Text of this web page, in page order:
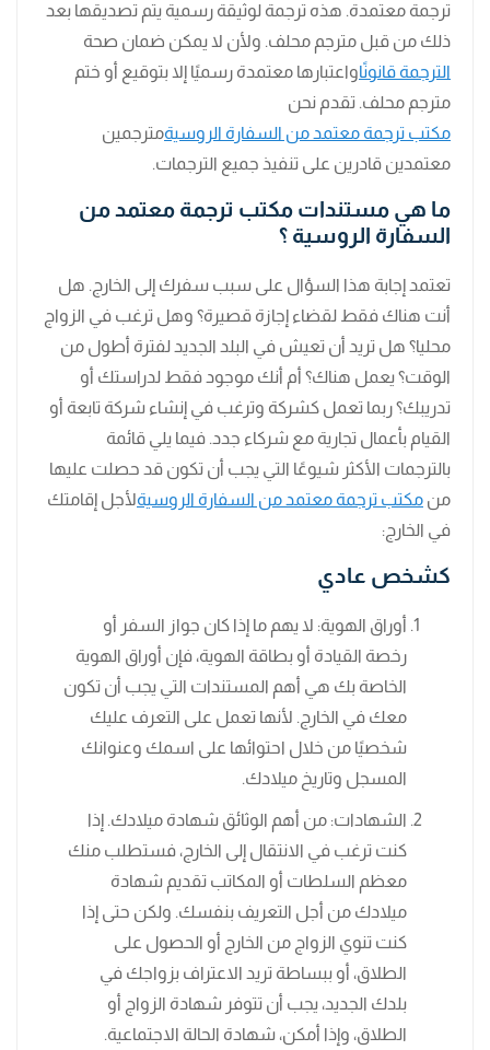
ترجمة معتمدة. هذه ترجمة لوثيقة رسمية يتم تصديقها بعد
ذلك من قبل مترجم محلف. ولأن لا يمكن ضمان صحة
الترجمة قانونًاواعتبارها معتمدة رسميًا إلا بتوقيع أو ختم
مترجم محلف. تقدم نحن
مكتب ترجمة معتمد من السفارة الروسيةمترجمين
معتمدين قادرين على تنفيذ جميع الترجمات.
ما هي مستندات مكتب ترجمة معتمد من
السفارة الروسية ؟
تعتمد إجابة هذا السؤال على سبب سفرك إلى الخارج. هل
أنت هناك فقط لقضاء إجازة قصيرة؟ وهل ترغب في الزواج
محليا؟ هل تريد أن تعيش في البلد الجديد لفترة أطول من
الوقت؟ يعمل هناك؟ أم أنك موجود فقط لدراستك أو
تدريبك؟ ربما تعمل كشركة وترغب في إنشاء شركة تابعة أو
القيام بأعمال تجارية مع شركاء جدد. فيما يلي قائمة
بالترجمات الأكثر شيوعًا التي يجب أن تكون قد حصلت عليها
من مكتب ترجمة معتمد من السفارة الروسيةلأجل إقامتك
في الخارج:
كشخص عادي
أوراق الهوية: لا يهم ما إذا كان جواز السفر أو
رخصة القيادة أو بطاقة الهوية، فإن أوراق الهوية
الخاصة بك هي أهم المستندات التي يجب أن تكون
معك في الخارج. لأنها تعمل على التعرف عليك
شخصيًا من خلال احتوائها على اسمك وعنوانك
المسجل وتاريخ ميلادك.
الشهادات: من أهم الوثائق شهادة ميلادك. إذا
كنت ترغب في الانتقال إلى الخارج، فستطلب منك
معظم السلطات أو المكاتب تقديم شهادة
ميلادك من أجل التعريف بنفسك. ولكن حتى إذا
كنت تنوي الزواج من الخارج أو الحصول على
الطلاق، أو ببساطة تريد الاعتراف بزواجك في
بلدك الجديد، يجب أن تتوفر شهادة الزواج أو
الطلاق، وإذا أمكن، شهادة الحالة الاجتماعية.